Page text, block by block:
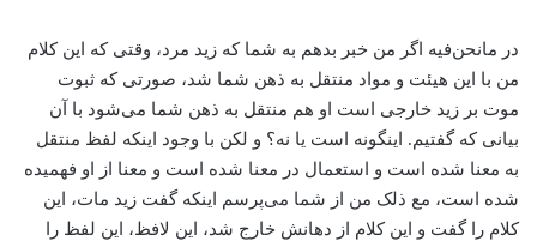
در ما‌نحن‌فیه اگر من خبر بدهم به شما که زید مرد، وقتی که این کلام
من با این هیئت و مواد منتقل به ذهن شما شد، صورتی که ثبوت
موت بر زید خارجی است او هم منتقل به ذهن شما می‌شود با آن
بیانی که گفتیم. اینگونه است یا نه؟ و لکن با وجود اینکه لفظ منتقل
به معنا شده است و استعمال در معنا شده است و معنا از او فهمیده
شده است، مع ذلک من از شما می‌پرسم اینکه گفت زید مات، ‌این
کلام را گفت و ‌این کلام از دهانش خارج شد، این لافظ، ‌این لفظ را